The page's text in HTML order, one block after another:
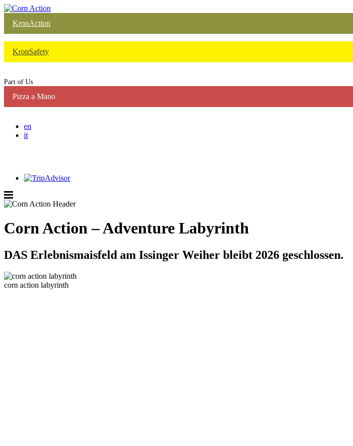
KronAction
KronSafety
Part of Us
Pizza a Mano
en
it
Corn Action – Adventure Labyrinth
DAS Erlebnismaisfeld am Issinger Weiher bleibt 2026 geschlossen.
corn action labyrinth